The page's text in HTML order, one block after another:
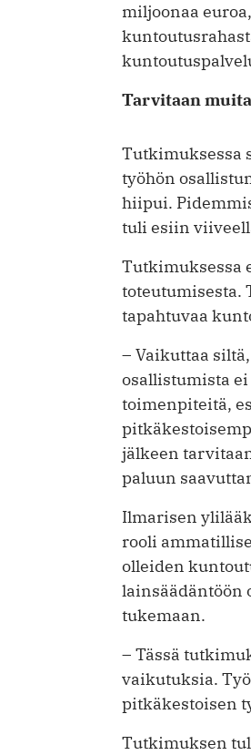
miljoonaa
Tarvitaan
Tutkimuksessa
työhön
hiipui.
tuli esiin
Tutkimuksessa
toteutumisesta.
tapahtuvaa
– Vaikuttaa
osallistumista
toimenpiteitä,
jälkeen
paluun
Ilmarisen
rooli
olleiden
lainsäädäntöön
tukemaan.
– Tässä
vaikutuksia.
pitkäkestoisen
Tutkimuksen